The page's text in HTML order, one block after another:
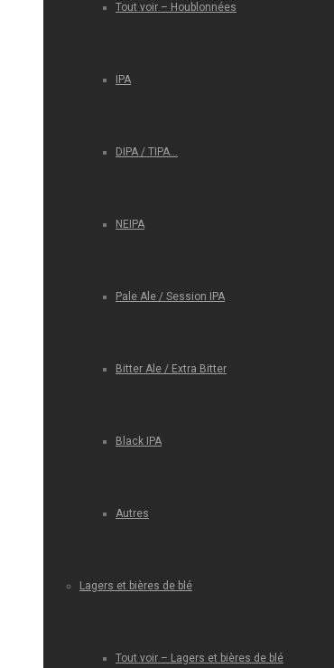
Tout voir – Houblonnées
IPA
DIPA / TIPA…
NEIPA
Pale Ale / Session IPA
Bitter Ale / Extra Bitter
Black IPA
Autres
Lagers et bières de blé
Tout voir – Lagers et bières de blé